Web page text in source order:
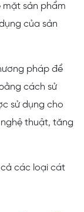
mặt sản phẩm
của sản
pháp để
cách sử
sử dụng cho
thuật, tăng
các loại cát